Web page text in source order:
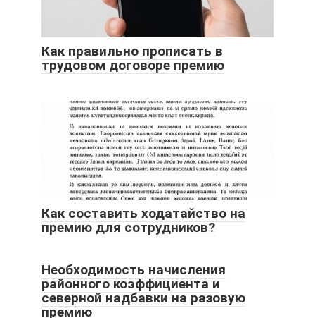
Как правильно прописать в
трудовом договоре премию
Как составить ходатайство на
премию для сотрудников?
Необходимость начисления
районного коэффициента и
северной надбавки на разовую
премию